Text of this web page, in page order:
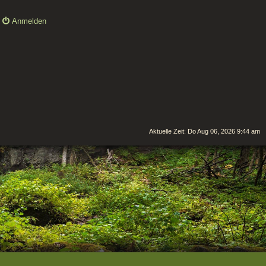
Anmelden
Aktuelle Zeit: Do Aug 06, 2026 9:44 am